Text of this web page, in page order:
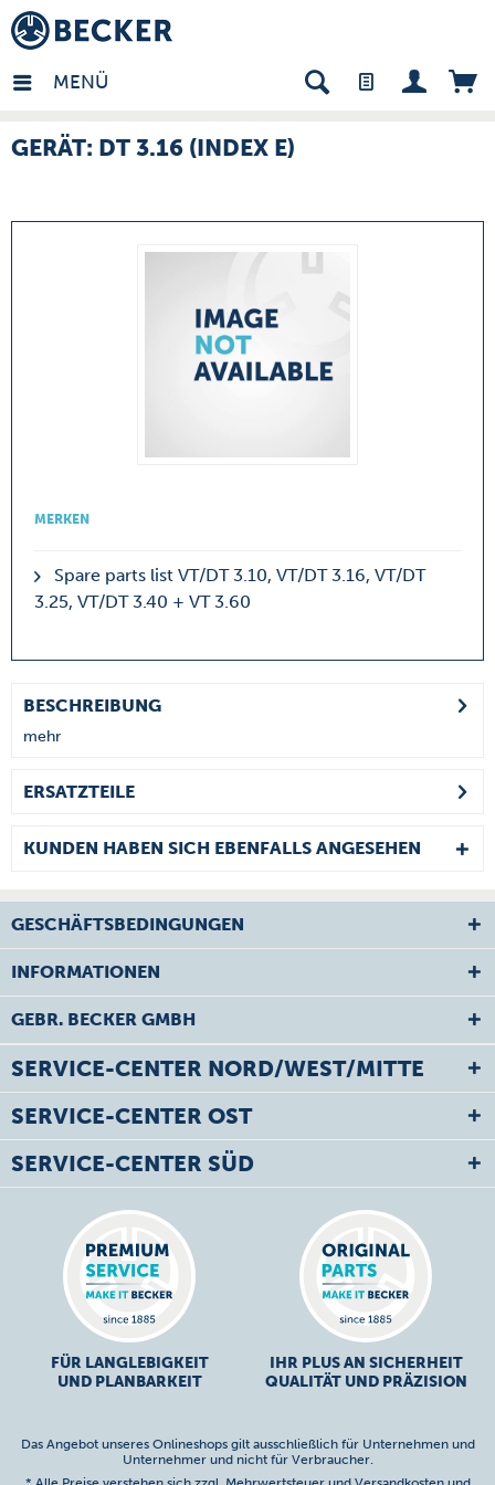
MENÜ
- DE
GERÄT: DT 3.16 (INDEX E)
MERKEN
Spare parts list VT/DT 3.10, VT/DT 3.16, VT/DT
3.25, VT/DT 3.40 + VT 3.60
BESCHREIBUNG
mehr
ERSATZTEILE
KUNDEN HABEN SICH EBENFALLS ANGESEHEN
GESCHÄFTSBEDINGUNGEN
INFORMATIONEN
GEBR. BECKER GMBH
SERVICE-CENTER NORD/WEST/MITTE
SERVICE-CENTER OST
SERVICE-CENTER SÜD
FÜR LANGLEBIGKEIT
UND PLANBARKEIT
IHR PLUS AN SICHERHEIT
QUALITÄT UND PRÄZISION
Das Angebot unseres Onlineshops gilt ausschließlich für Unternehmen und
Unternehmer und nicht für Verbraucher.